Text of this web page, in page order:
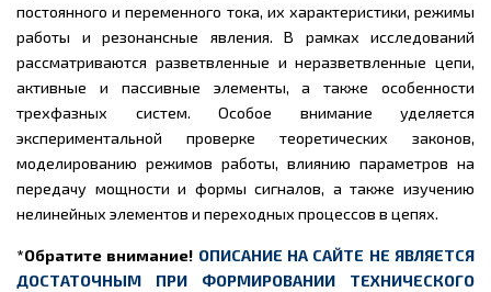
постоянного и переменного тока, их характеристики, режимы
работы и резонансные явления. В рамках исследований
рассматриваются разветвленные и неразветвленные цепи,
активные и пассивные элементы, а также особенности
трехфазных систем. Особое внимание уделяется
экспериментальной проверке теоретических законов,
моделированию режимов работы, влиянию параметров на
передачу мощности и формы сигналов, а также изучению
нелинейных элементов и переходных процессов в цепях.
*Обратите внимание! ОПИСАНИЕ НА САЙТЕ НЕ ЯВЛЯЕТСЯ
ДОСТАТОЧНЫМ ПРИ ФОРМИРОВАНИИ ТЕХНИЧЕСКОГО